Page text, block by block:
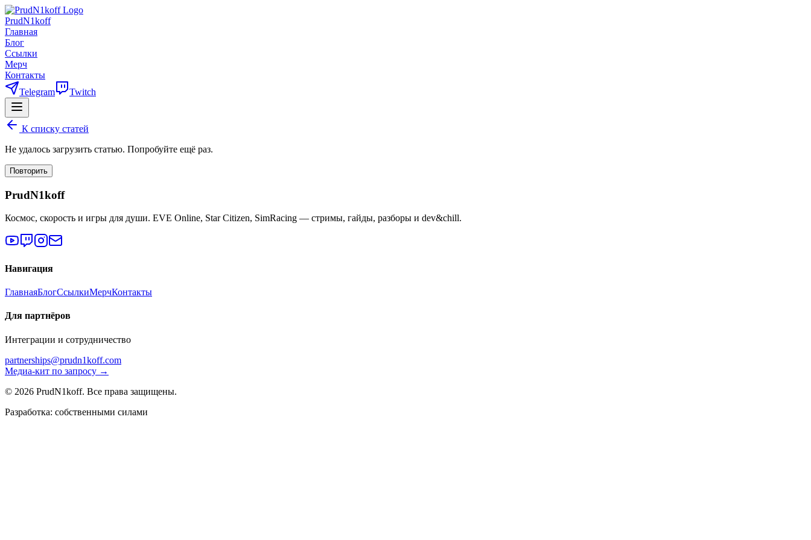
PrudN1koff
Главная
Блог
Ссылки
Мерч
Контакты
Telegram
Twitch
К списку статей
Не удалось загрузить статью. Попробуйте ещё раз.
Повторить
PrudN1koff
Космос, скорость и игры для души. EVE Online, Star Citizen, SimRacing — стримы, гайды, разборы и dev&chill.
Навигация
ГлавнаяБлогСсылкиМерчКонтакты
Для партнёров
Интеграции и сотрудничество
partnerships@prudn1koff.com
Медиа-кит по запросу →
© 2026 PrudN1koff. Все права защищены.
Разработка: собственными силами